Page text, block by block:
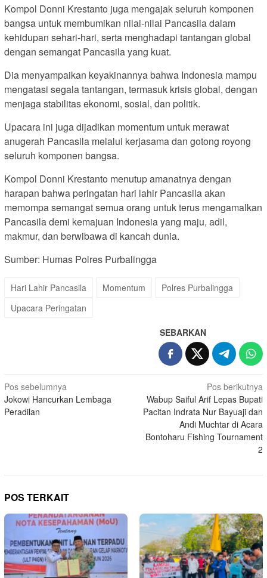
Kompol Donni Krestanto juga mengajak seluruh komponen
bangsa untuk membumikan nilai-nilai Pancasila dalam
kehidupan sehari-hari, serta menghadapi tantangan global
dengan semangat Pancasila yang kuat.
Dia menyampaikan keyakinannya bahwa Indonesia mampu
mengatasi segala tantangan, termasuk krisis global, dengan
menjaga stabilitas ekonomi, sosial, dan politik.
Upacara ini juga dijadikan momentum untuk merawat
anugerah Pancasila melalui kerjasama dan gotong royong
seluruh komponen bangsa.
Kompol Donni Krestanto menutup amanatnya dengan
harapan bahwa peringatan hari lahir Pancasila akan
memompa semangat semua orang untuk terus mengamalkan
Pancasila demi kemajuan Indonesia yang maju, adil,
makmur, dan berwibawa di kancah dunia.
Sumber: Humas Polres Purbalingga
Hari Lahir Pancasila Momentum
Polres Purbalingga
Upacara Peringatan
SEBARKAN
Navigasi
pos
Pos sebelumnya
Jokowi Hancurkan Lembaga
Peradilan
Pos berikutnya
Wabup Saiful Arif Lepas Bupati
Pacitan Indrata Nur Bayuaji dan
Andi Muchtar di Acara
Bontoharu Fishing Tournament
2
POS TERKAIT